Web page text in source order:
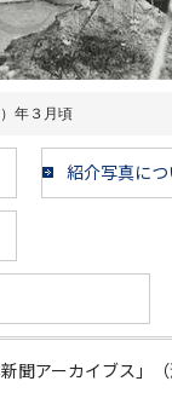
年３月頃
紹介写真に
聞アーカイブス」